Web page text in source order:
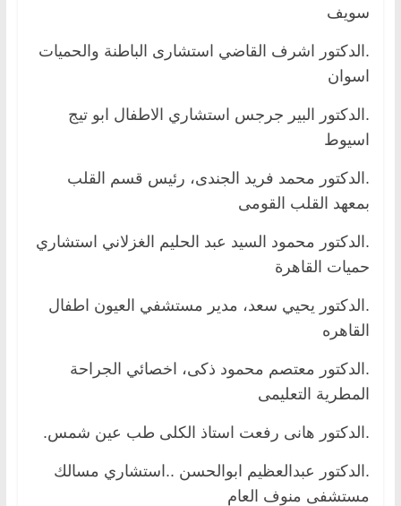
سويف
.الدكتور اشرف القاضي استشارى الباطنة والحميات
اسوان
.الدكتور البير جرجس استشاري الاطفال ابو تيج
اسيوط
.الدكتور محمد فريد الجندى، رئيس قسم القلب
بمعهد القلب القومى
.الدكتور محمود السيد عبد الحليم الغزلاني استشاري
حميات القاهرة
.الدكتور يحيي سعد، مدير مستشفي العيون اطفال
القاهره
.الدكتور معتصم محمود ذكى، اخصائي الجراحة
المطرية التعليمى
.الدكتور هانى رفعت استاذ الكلى طب عين شمس.
.الدكتور عبدالعظيم ابوالحسن ..استشاري مسالك
مستشفى منوف العام